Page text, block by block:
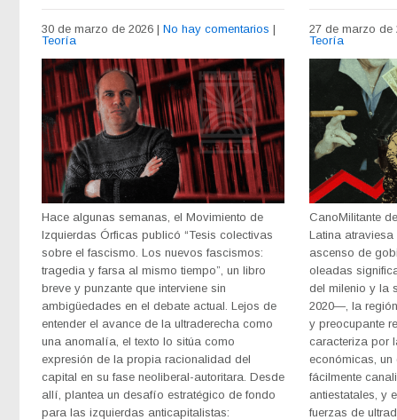
30 de marzo de 2026 | No hay comentarios |
Teoría
Hace algunas semanas, el Movimiento de
Izquierdas Órficas publicó “Tesis colectivas
sobre el fascismo. Los nuevos fascismos:
tragedia y farsa al mismo tiempo”, un libro
breve y punzante que interviene sin
ambigüedades en el debate actual. Lejos de
entender el avance de la ultraderecha como
una anomalía, el texto lo sitúa como
expresión de la propia racionalidad del
capital en su fase neoliberal-autoritara. Desde
allí, plantea un desafío estratégico de fondo
para las izquierdas anticapitalistas:
27 de marzo de
Teoría
CanoMilitante
Latina atraviesa
ascenso de
oleadas
del milenio y la
2020—, la
y preocupante
caracteriza por
económicas, un
fácilmente
antiestatales, y
fuerzas de